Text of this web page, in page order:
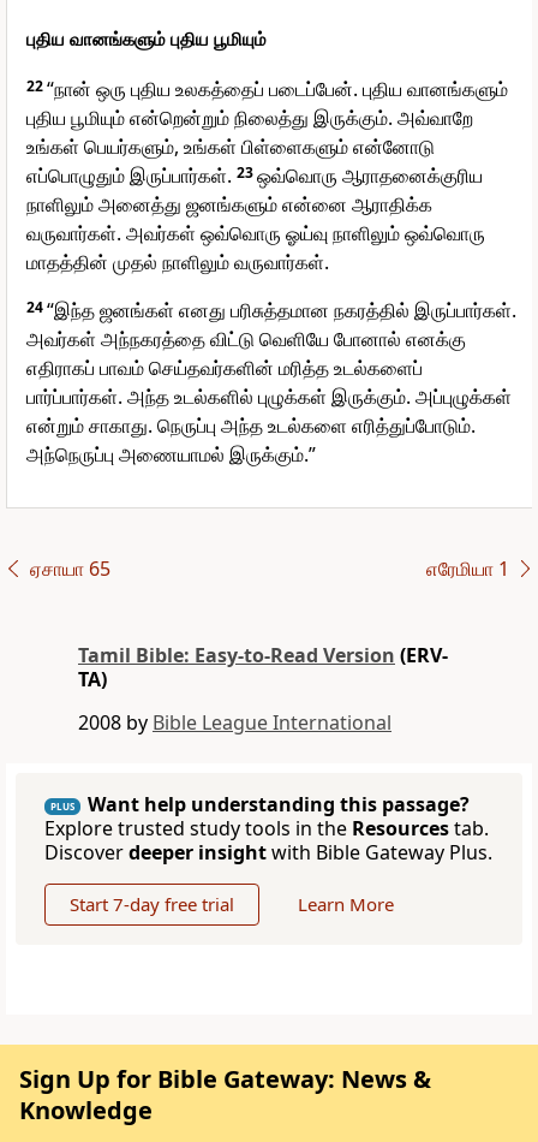
புதிய வானங்களும் புதிய பூமியும்
22“நான் ஒரு புதிய உலகத்தைப் படைப்பேன். புதிய வானங்களும்
புதிய பூமியும் என்றென்றும் நிலைத்து இருக்கும். அவ்வாறே
உங்கள் பெயர்களும், உங்கள் பிள்ளைகளும் என்னோடு
எப்பொழுதும் இருப்பார்கள். 23ஒவ்வொரு ஆராதனைக்குரிய
நாளிலும் அனைத்து ஜனங்களும் என்னை ஆராதிக்க
வருவார்கள். அவர்கள் ஒவ்வொரு ஓய்வு நாளிலும் ஒவ்வொரு
மாதத்தின் முதல் நாளிலும் வருவார்கள்.
24“இந்த ஜனங்கள் எனது பரிசுத்தமான நகரத்தில் இருப்பார்கள்.
அவர்கள் அந்நகரத்தை விட்டு வெளியே போனால் எனக்கு
எதிராகப் பாவம் செய்தவர்களின் மரித்த உடல்களைப்
பார்ப்பார்கள். அந்த உடல்களில் புழுக்கள் இருக்கும். அப்புழுக்கள்
என்றும் சாகாது. நெருப்பு அந்த உடல்களை எரித்துப்போடும்.
அந்நெருப்பு அணையாமல் இருக்கும்.”
ஏசாயா 65 எரேமியா 1
Tamil Bible: Easy-to-Read Version (ERV-
TA)
2008 by Bible League International
PLUS
Want help understanding this passage?
Explore trusted study tools in the Resourcestab.
Discoverdeeper insightwith Bible Gateway Plus.
Start 7-day free trial Learn More
Sign Up for Bible Gateway: News &
Knowledge